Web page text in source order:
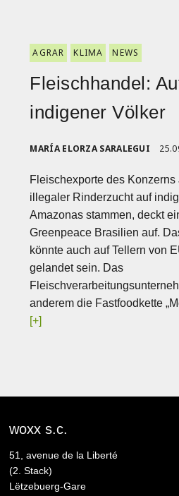
AGRAR KLIMA NEWS
Fleischhandel:
indigener Völker
MARÍA ELORZA SARALEGUI
Fleischexporte des
illegaler Rinderzucht auf
Amazonas stammen, deckt
Greenpeace Brasilien auf.
könnte auch auf Tellern von
gelandet sein. Das
anderem die Fastfoodkette
[+]
woxx s.c.
51, avenue de la Liberté
(2. Stack)
Lëtzebuerg-Gare